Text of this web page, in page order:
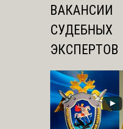
ВАКАНСИИ
СУДЕБНЫХ
ЭКСПЕРТОВ